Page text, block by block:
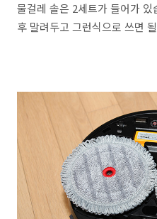
물걸레 솔은 2세트가 들어가
후 말려두고 그런식으로 쓰면